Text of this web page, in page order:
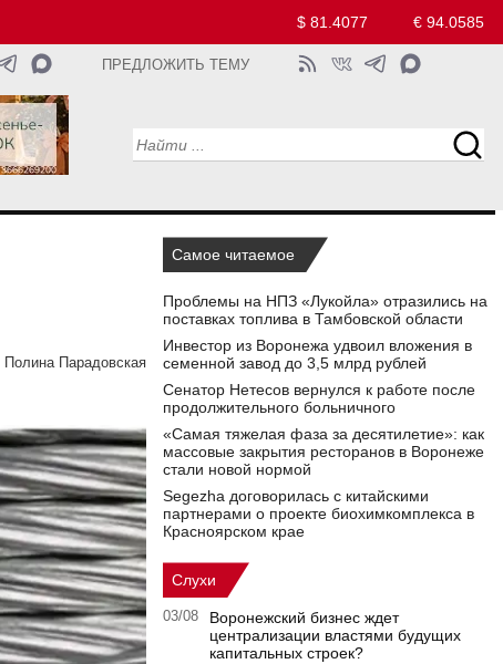
$ 81.4077 € 94.0585
ПРЕДЛОЖИТЬ ТЕМУ
Полина Парадовская
Самое читаемое
Проблемы на НПЗ «Лукойла» отразились на
поставках топлива в Тамбовской области
Инвестор из Воронежа удвоил вложения в
семенной завод до 3,5 млрд рублей
Сенатор Нетесов вернулся к работе после
продолжительного больничного
«Самая тяжелая фаза за десятилетие»: как
массовые закрытия ресторанов в Воронеже
стали новой нормой
Segezha договорилась с китайскими
партнерами о проекте биохимкомплекса в
Красноярском крае
Слухи
03/08
Воронежский бизнес ждет
централизации властями будущих
капитальных строек?